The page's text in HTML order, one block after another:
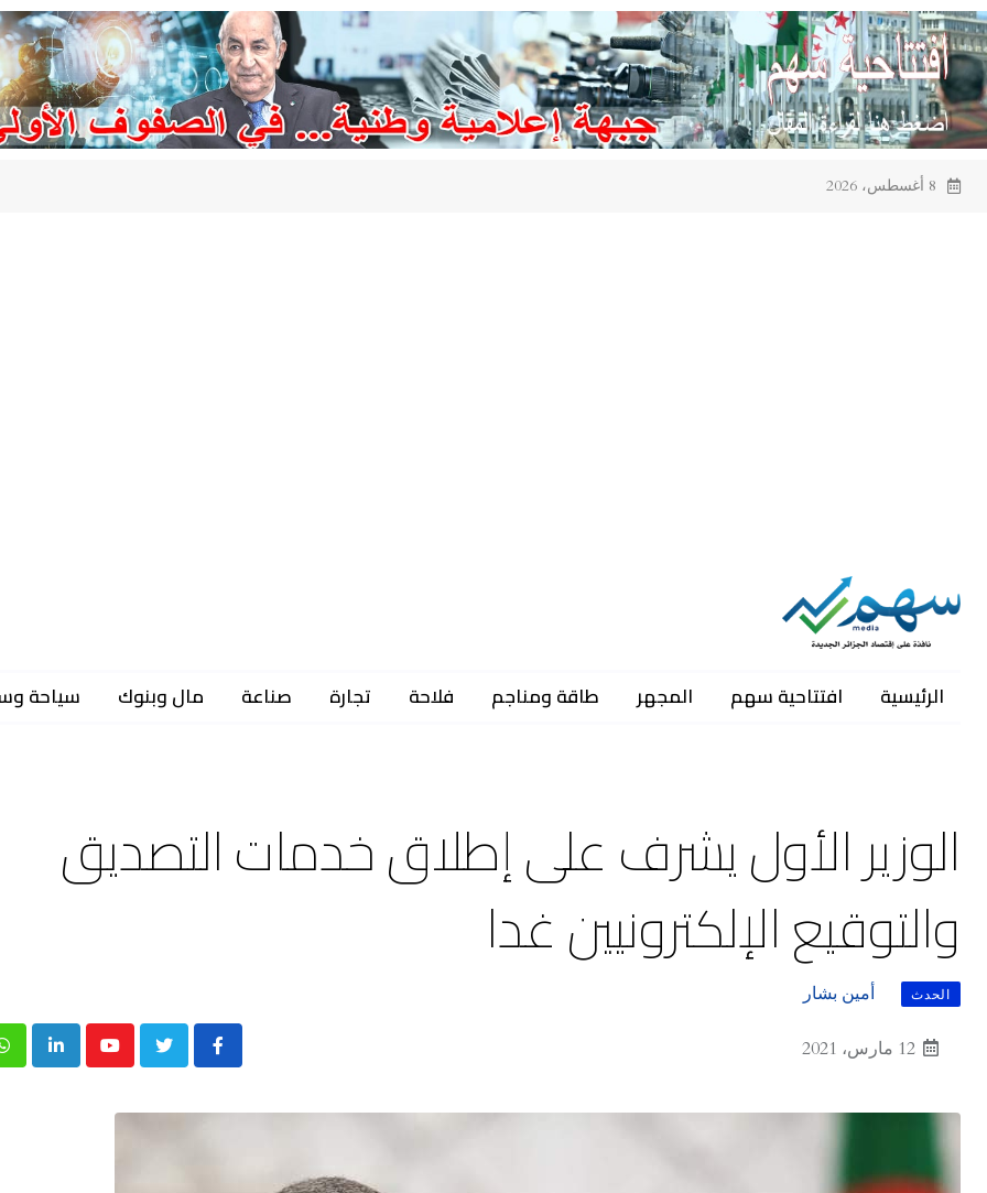
Skip
to
content
8 أغسطس، 2026
الرئيسية افتتاحية سهم المجهر طاقة ومناجم فلاحة تجارة صناعة مال وبنوك سياحة
الوزير الأول يشرف على إطلاق خدمات التصديق
والتوقيع الإلكترونيين غدا
الحدث أمين بشار
12 مارس، 2021 Youtube